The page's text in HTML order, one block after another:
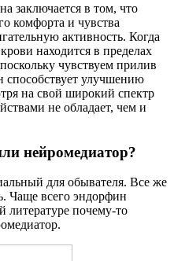
заключается в том, что
комфорта и чувства
активность. Когда
находится в пределах
чувствуем прилив
способствует улучшению
на свой широкий спектр
не обладает, чем и
нейромедиатор?
для обывателя. Все же
Чаще всего эндорфин
литературе почему-то